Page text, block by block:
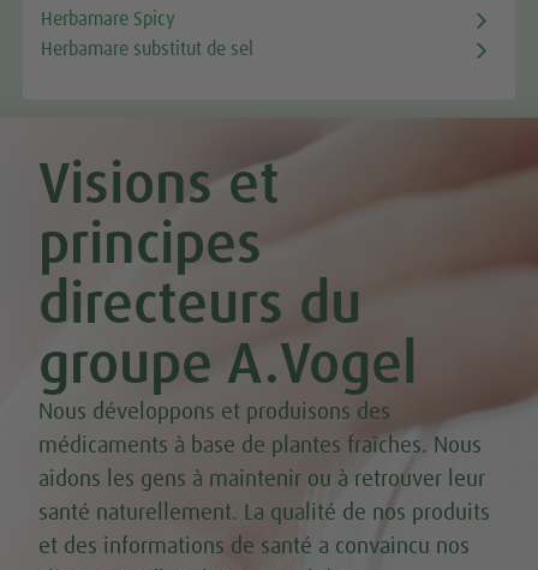
Herbamare Spicy
Herbamare substitut de sel
Visions et
principes
directeurs du
groupe A.Vogel
Nous développons et produisons des
médicaments à base de plantes fraîches. Nous
aidons les gens à maintenir ou à retrouver leur
santé naturellement. La qualité de nos produits
et des informations de santé a convaincu nos